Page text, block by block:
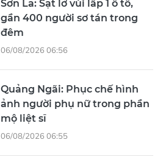
Sơn La: Sạt lở vùi lấp 1 ô tô,
gần 400 người sơ tán trong
đêm
06/08/2026 06:56
Quảng Ngãi: Phục chế hình
ảnh người phụ nữ trong phần
mộ liệt sĩ
06/08/2026 06:55